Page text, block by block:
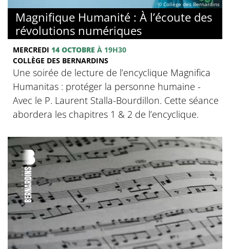
© Collège des Bernardins
Magnifique Humanité : À l’écoute des
révolutions numériques
MERCREDI 14 OCTOBRE À 19H30
COLLÈGE DES BERNARDINS
Une soirée de lecture de l’encyclique Magnifica
Humanitas : protéger la personne humaine -
Avec le P. Laurent Stalla-Bourdillon. Cette séance
abordera les chapitres 1 & 2 de l’encyclique.